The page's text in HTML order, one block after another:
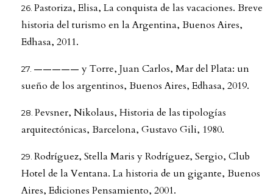
Pastoriza, Elisa, La conquista de las vacaciones. Breve
historia del turismo en la Argentina, Buenos Aires,
Edhasa, 2011.
————— y Torre, Juan Carlos, Mar del Plata: un
sueño de los argentinos, Buenos Aires, Edhasa, 2019.
Pevsner, Nikolaus, Historia de las tipologías
arquitectónicas, Barcelona, Gustavo Gili, 1980.
Rodríguez, Stella Maris y Rodríguez, Sergio, Club
Hotel de la Ventana. La historia de un gigante, Buenos
Aires, Ediciones Pensamiento, 2001.